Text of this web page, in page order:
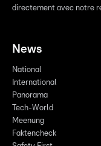
directement avec notre
News
National
International
Panorama
Tech-World
Meenung
Faktencheck